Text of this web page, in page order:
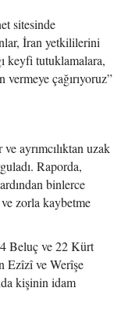
sitesinde
İran yetkililerini
keyfi tutuklamalara,
çağırıyoruz”
ayrımcılıktan uzak
Raporda,
binlerce
zorla kaybetme
Beluç ve 22 Kürt
Ezîzî ve Werîşe
kişinin idam